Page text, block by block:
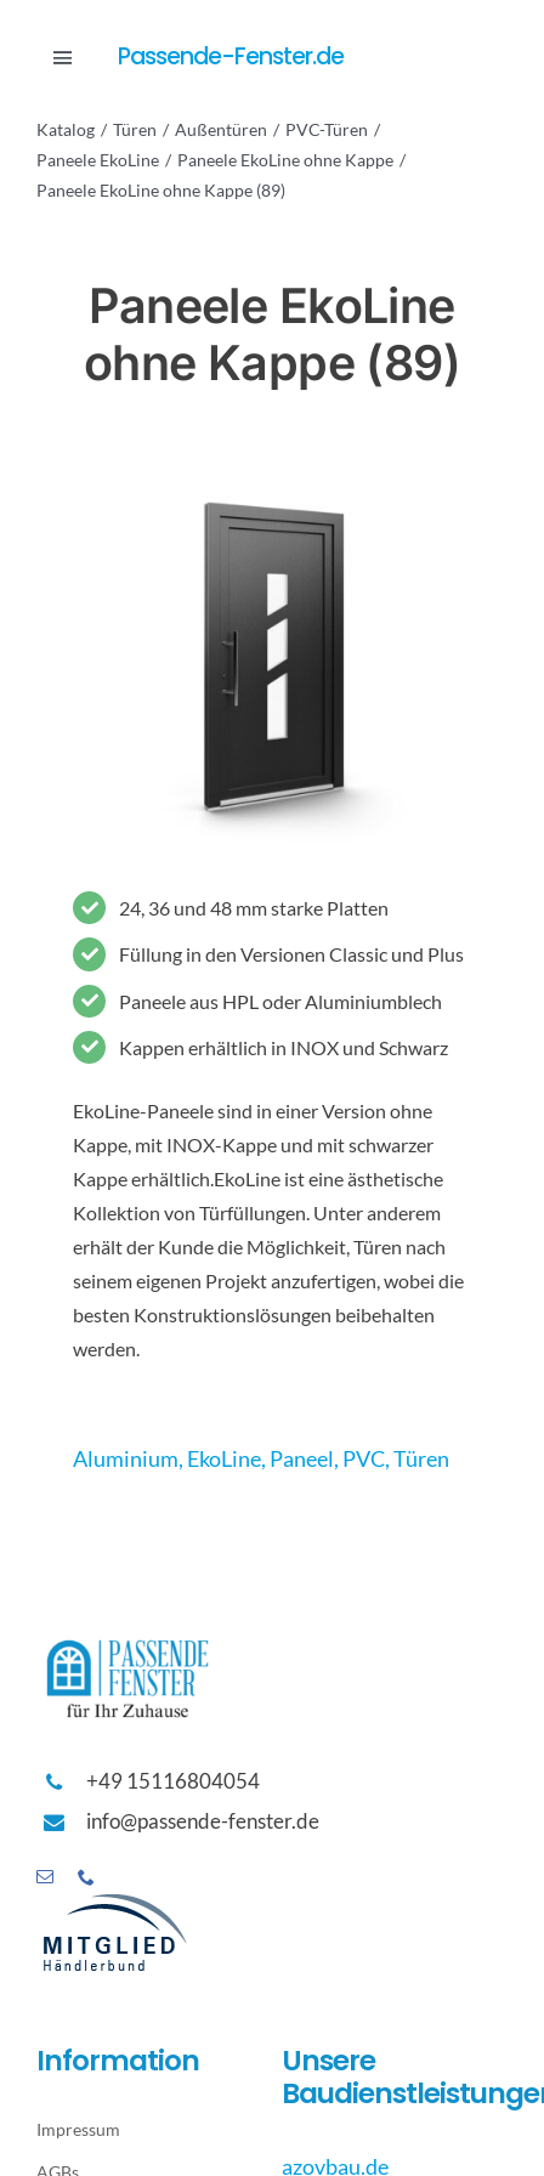
Toggle
Katalog
Anfrage
Passende-Fenster.de
Katalog Türen Außentüren
PVC-Türen
Paneele EkoLine
Paneele EkoLine ohne Kappe
Paneele EkoLine ohne Kappe (89)
Paneele EkoLine
ohne Kappe (89)
24, 36 und 48 mm starke Platten
Füllung in den Versionen Classic und Plus
Paneele aus HPL oder Aluminiumblech
Kappen erhältlich in INOX und Schwarz
EkoLine-Paneele sind in einer Version ohne
Kappe, mit INOX-Kappe und mit schwarzer
Kappe erhältlich.EkoLine ist eine ästhetische
Kollektion von Türfüllungen. Unter anderem
erhält der Kunde die Möglichkeit, Türen nach
seinem eigenen Projekt anzufertigen, wobei die
besten Konstruktionslösungen beibehalten
werden.
Aluminium, EkoLine, Paneel, PVC,Türen
+49 15116804054
info@passende-fenster.de
Information
Impressum
AGBs
Unsere
azovbau.de